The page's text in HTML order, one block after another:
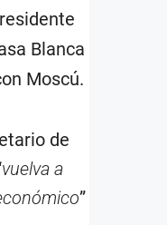
Blanca
Moscú.
de
vuelva a
”